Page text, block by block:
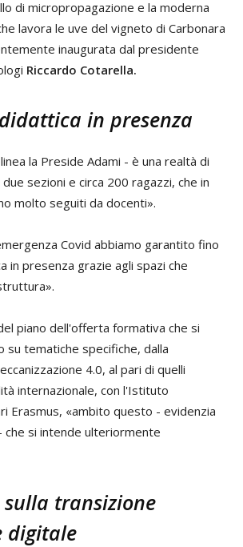
di micropropagazione e la moderna
lavora le uve del vigneto di Carbonara
inaugurata dal presidente
Riccardo Cotarella.
in presenza
la Preside Adami - è una realtà di
sezioni e circa 200 ragazzi, che in
molto seguiti da docenti».
Covid abbiamo garantito fino
in presenza grazie agli spazi che
piano dell'offerta formativa che si
su tematiche specifiche, dalla
4.0, al pari di quelli
internazionale, con l'Istituto
Erasmus, «ambito questo - evidenzia
si intende ulteriormente
transizione
digitale